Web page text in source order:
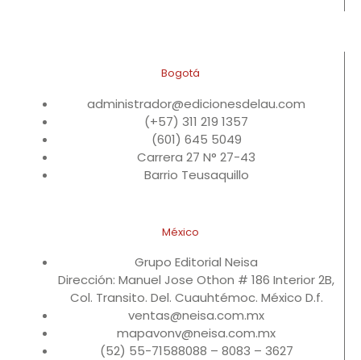
Bogotá
administrador@edicionesdelau.com
(+57) 311 219 1357
(601) 645 5049
Carrera 27 N° 27-43
Barrio Teusaquillo
México
Grupo Editorial Neisa
Dirección: Manuel Jose Othon # 186 Interior 2B,
Col. Transito. Del. Cuauhtémoc. México D.f.
ventas@neisa.com.mx
mapavonv@neisa.com.mx
(52) 55-71588088 – 8083 – 3627